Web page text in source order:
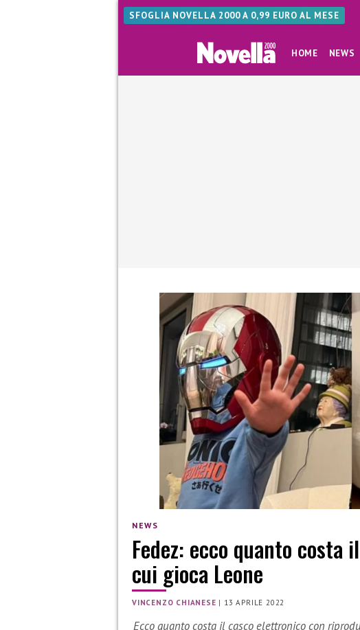
SFOGLIA NOVELLA 2000 A 0,99 EURO AL MESE
HOME NEWS
NEWS
Fedez: ecco quanto costa
cui gioca Leone
VINCENZO CHIANESE | 13 APRILE 2022
Ecco quanto costa il casco elettronico con